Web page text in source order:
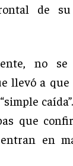
de su
no se
llevó a
que
en